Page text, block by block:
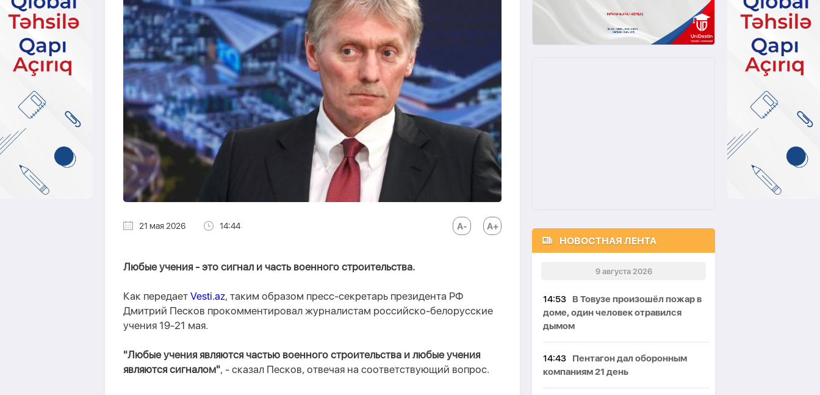
21 мая 2026 14:44
Любые учения - это сигнал и часть военного строительства.
Как передает Vesti.az, таким образом пресс-секретарь президента РФ
Дмитрий Песков прокомментировал журналистам российско-белорусские
учения 19-21 мая.
"Любые учения являются частью военного строительства и любые учения
являются сигналом", - сказал Песков, отвечая на соответствующий вопрос.
НОВОСТНАЯ ЛЕНТА
9 августа 2026
14:53
В Товузе произошёл пожар в
доме, один человек отравился
дымом
14:43
Пентагон дал оборонным
компаниям 21 день